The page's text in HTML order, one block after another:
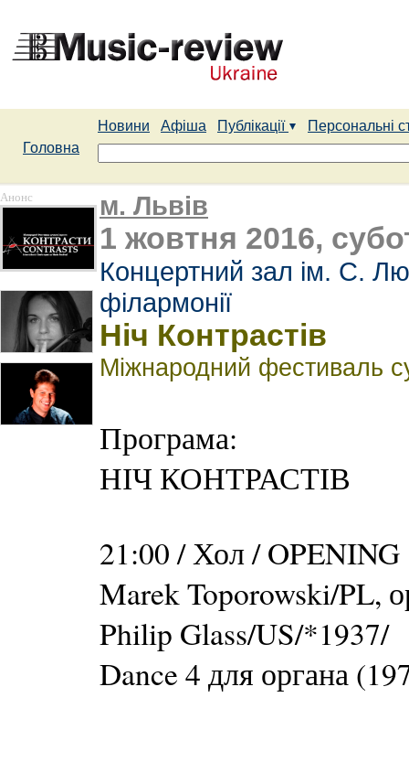
Новини Афіша Публікації
Персональні
Головна
Анонс м. Львів
1 жовтня 2016,
Концертний зал ім. С.
філармонії
Ніч Контрастів
Міжнародний фестиваль
Програма:
НІЧ КОНТРАСТІВ
21:00 / Хол / OPENING
Marek Toporowski/PL,
Philip Glass/US/*1937/
Dance 4 для органа